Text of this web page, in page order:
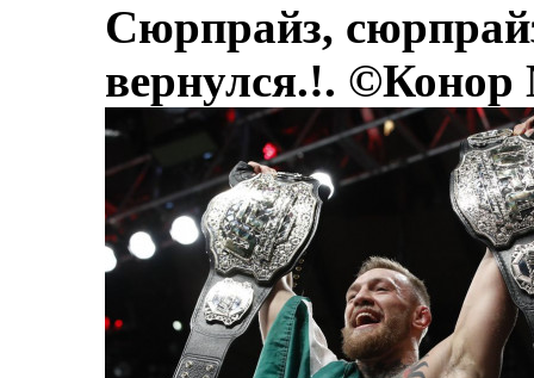
Сюрпрайз,
вернулся.!.